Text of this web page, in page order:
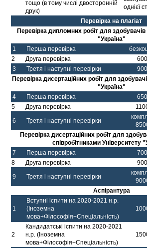
тощо (в тому числі двосторонній
друк)
однієї
Перевірка на плагіат
Перевірка дипломних робіт для здобувачів
"Україна"
1
Перша перевірка
2
Друга перевірка
3
Третя і наступні перевірки
Перевірка дисертаційних робіт для
"Україна"
4
Перша перевірка
5
Друга перевірка
6
Третя і наступні перевірки
Перевірка дисертаційних робіт для
співробітниками Університету
7
Перша перевірка
8
Друга перевірка
9
Третя і наступні перевірки
Аспірантура
1
Вступні іспити на 2020-2021 н.р.
(Іноземна
мова+Філософія+Спеціальність)
2
Кандидатські іспити на 2020-2021
н.р. (Іноземна
мова+Філософія+Спеціальність)